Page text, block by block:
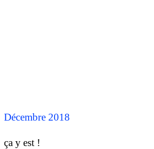
Décembre 2018
ça y est !